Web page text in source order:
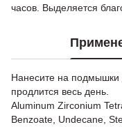
часов. Выделяется
Нанесите на подмышки
продлится весь день.
Aluminum Zirconium
Benzoate, Undecane,